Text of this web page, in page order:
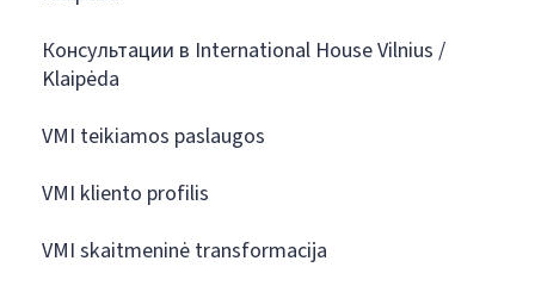
Консультации в International House Vilnius /
Klaipėda
VMI teikiamos paslaugos
VMI kliento profilis
VMI skaitmeninė transformacija